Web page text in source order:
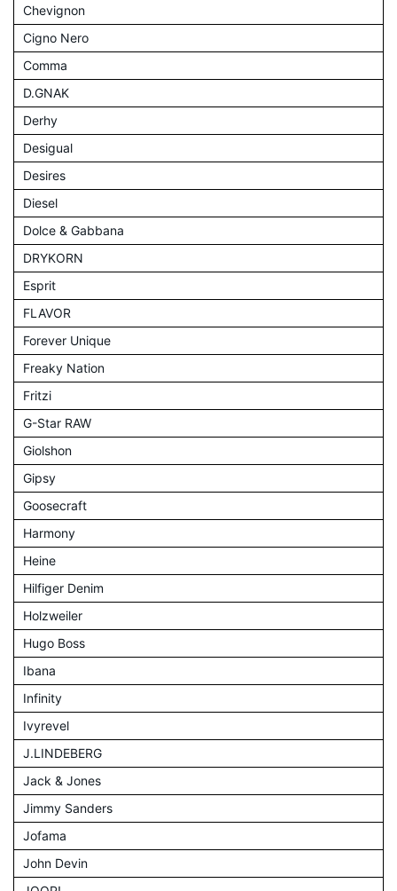
Chevignon
Cigno Nero
Comma
D.GNAK
Derhy
Desigual
Desires
Diesel
Dolce & Gabbana
DRYKORN
Esprit
FLAVOR
Forever Unique
Freaky Nation
Fritzi
G-Star RAW
Giolshon
Gipsy
Goosecraft
Harmony
Heine
Hilfiger Denim
Holzweiler
Hugo Boss
Ibana
Infinity
Ivyrevel
J.LINDEBERG
Jack & Jones
Jimmy Sanders
Jofama
John Devin